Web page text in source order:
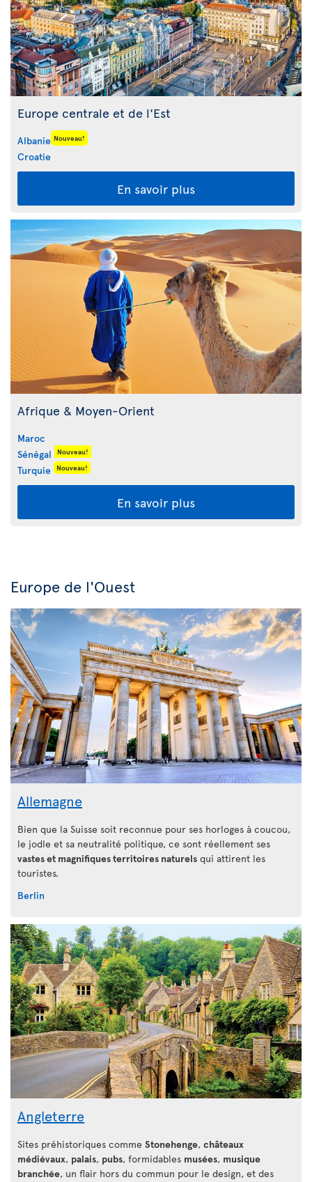
Europe centrale et de l'Est
Albanie Nouveau!
Croatie
En savoir plus
Afrique & Moyen-Orient
Maroc
Sénégal
Nouveau!
Turquie Nouveau!
En savoir plus
Europe de l'Ouest
Allemagne
Bien que la Suisse soit reconnue pour ses horloges à coucou,
le jodle et sa neutralité politique, ce sont réellement ses
vastes et magnifiques territoires naturels qui attirent les
touristes.
Berlin
Angleterre
Sites préhistoriques comme Stonehenge, châteaux
médiévaux, palais, pubs, formidables musées, musique
branchée, un flair hors du commun pour le design, et des